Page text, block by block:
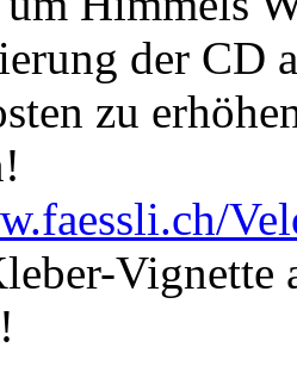
der CD
zu
Vignette